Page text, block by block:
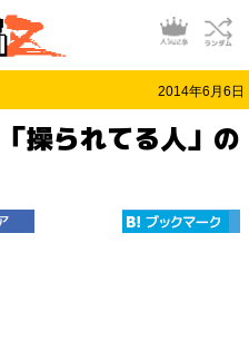
2014年6月6日
操られてる人」の